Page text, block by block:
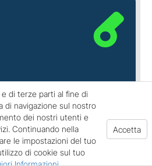
di terze parti al fine di
di navigazione sul nostro
dei nostri utenti e
Continuando nella
le impostazioni del tuo
di cookie sul tuo
Informazioni.